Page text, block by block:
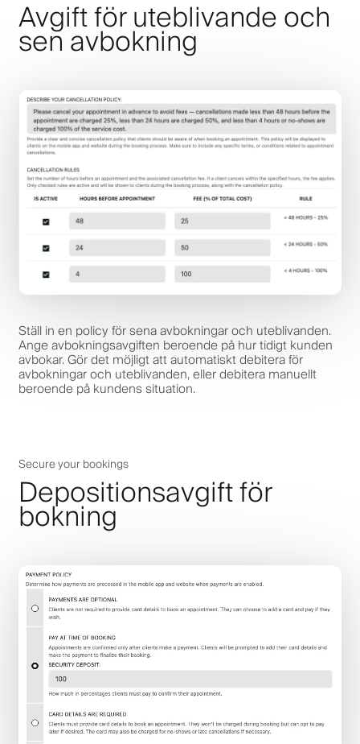
Avgift för uteblivande och
sen avbokning
Ställ in en policy för sena avbokningar och uteblivanden.
Ange avbokningsavgiften beroende på hur tidigt kunden
avbokar. Gör det möjligt att automatiskt debitera för
avbokningar och uteblivanden, eller debitera manuellt
beroende på kundens situation.
Secure your bookings
Depositionsavgift för
bokning